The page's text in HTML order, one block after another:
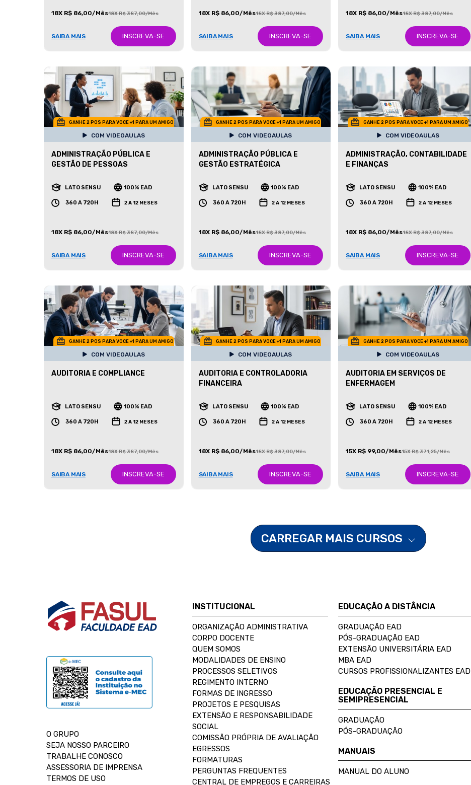
18X R$ 86,00/Mês18X R$ 387,00/Mês
SAIBA MAIS INSCREVA-SE
18X R$ 86,00/Mês18X R$ 387,00/Mês
SAIBA MAIS INSCREVA-SE
18X R$ 86,00/Mês18X R$ 387,00/Mês
SAIBA MAIS INSCREVA-SE
GANHE 2 POS PARA VOCE +1 PARA UM AMIGO
COM VIDEOAULAS
ADMINISTRAÇÃO PÚBLICA E
GESTÃO DE PESSOAS
LATO SENSU 100% EAD
360 A 720H 2 A 12 MESES
18X R$ 86,00/Mês18X R$ 387,00/Mês
SAIBA MAIS INSCREVA-SE
GANHE 2 POS PARA VOCE +1 PARA UM AMIGO
COM VIDEOAULAS
ADMINISTRAÇÃO PÚBLICA E
GESTÃO ESTRATÉGICA
LATO SENSU 100% EAD
360 A 720H 2 A 12 MESES
18X R$ 86,00/Mês18X R$ 387,00/Mês
SAIBA MAIS INSCREVA-SE
GANHE 2 POS PARA VOCE +1 PARA UM AMIGO
COM VIDEOAULAS
ADMINISTRAÇÃO, CONTABILIDADE
E FINANÇAS
LATO SENSU 100% EAD
360 A 720H 2 A 12 MESES
18X R$ 86,00/Mês18X R$ 387,00/Mês
SAIBA MAIS INSCREVA-SE
GANHE 2 POS PARA VOCE +1 PARA UM AMIGO
COM VIDEOAULAS
AUDITORIA E COMPLIANCE
LATO SENSU 100% EAD
360 A 720H 2 A 12 MESES
18X R$ 86,00/Mês18X R$ 387,00/Mês
SAIBA MAIS INSCREVA-SE
GANHE 2 POS PARA VOCE +1 PARA UM AMIGO
COM VIDEOAULAS
AUDITORIA E CONTROLADORIA
FINANCEIRA
LATO SENSU 100% EAD
360 A 720H 2 A 12 MESES
18X R$ 86,00/Mês18X R$ 387,00/Mês
SAIBA MAIS INSCREVA-SE
GANHE 2 POS PARA VOCE +1 PARA UM AMIGO
COM VIDEOAULAS
AUDITORIA EM SERVIÇOS DE
ENFERMAGEM
LATO SENSU 100% EAD
360 A 720H 2 A 12 MESES
15X R$ 99,00/Mês15X R$ 371,25/Mês
SAIBA MAIS INSCREVA-SE
CARREGAR MAIS CURSOS
O GRUPO
SEJA NOSSO PARCEIRO
TRABALHE CONOSCO
ASSESSORIA DE IMPRENSA
TERMOS DE USO
INSTITUCIONAL
ORGANIZAÇÃO ADMINISTRATIVA
CORPO DOCENTE
QUEM SOMOS
MODALIDADES DE ENSINO
PROCESSOS SELETIVOS
REGIMENTO INTERNO
FORMAS DE INGRESSO
PROJETOS E PESQUISAS
EXTENSÃO E RESPONSABILIDADE
SOCIAL
COMISSÃO PRÓPRIA DE AVALIAÇÃO
EGRESSOS
FORMATURAS
PERGUNTAS FREQUENTES
CENTRAL DE EMPREGOS E CARREIRAS
EDUCAÇÃO A DISTÂNCIA
GRADUAÇÃO EAD
PÓS-GRADUAÇÃO EAD
EXTENSÃO UNIVERSITÁRIA EAD
MBA EAD
CURSOS PROFISSIONALIZANTES EAD
EDUCAÇÃO PRESENCIAL E
SEMIPRESENCIAL
GRADUAÇÃO
PÓS-GRADUAÇÃO
MANUAIS
MANUAL DO ALUNO